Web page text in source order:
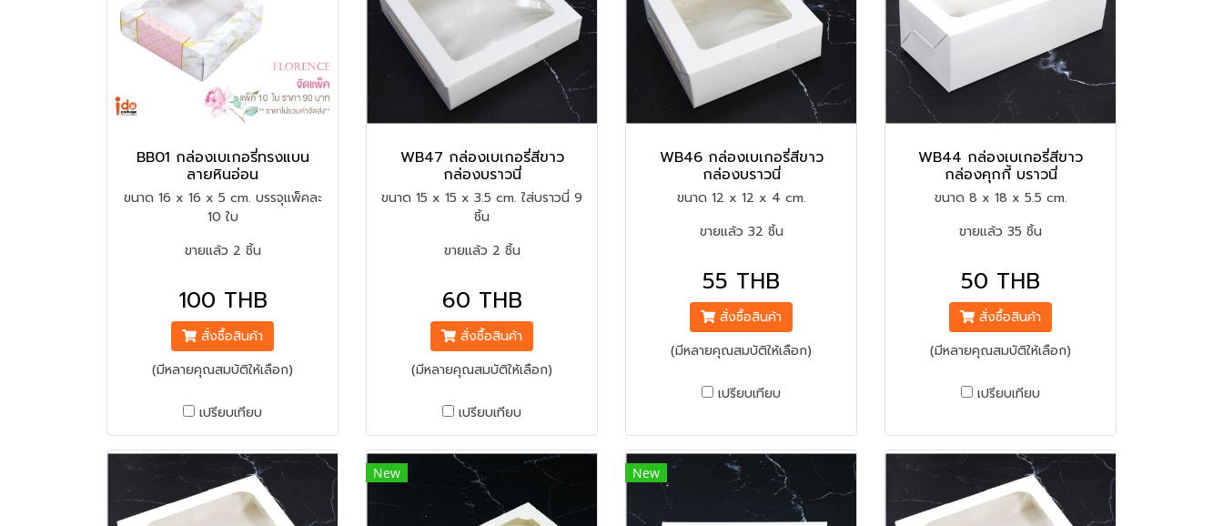
BB01 กล่องเบเกอรี่ทรงแบน
ลายหินอ่อน
ขนาด 16 x 16 x 5 cm. บรรจุแพ็คละ
10 ใบ
ขายแล้ว 2 ชิ้น
100 THB
สั่งซื้อสินค้า
(มีหลายคุณสมบัติให้เลือก)
เปรียบเทียบ
WB47 กล่องเบเกอรี่สีขาว
กล่องบราวนี่
ขนาด 15 x 15 x 3.5 cm. ใส่บราวนี่ 9
ชิ้น
ขายแล้ว 2 ชิ้น
60 THB
สั่งซื้อสินค้า
(มีหลายคุณสมบัติให้เลือก)
เปรียบเทียบ
WB46 กล่องเบเกอรี่สีขาว
กล่องบราวนี่
ขนาด 12 x 12 x 4 cm.
ขายแล้ว 32 ชิ้น
55 THB
สั่งซื้อสินค้า
(มีหลายคุณสมบัติให้เลือก)
เปรียบเทียบ
WB44 กล่องเบเกอรี่สีขาว
กล่องคุกกี้ บราวนี่
ขนาด 8 x 18 x 5.5 cm.
ขายแล้ว 35 ชิ้น
50 THB
สั่งซื้อสินค้า
(มีหลายคุณสมบัติให้เลือก)
เปรียบเทียบ
New New